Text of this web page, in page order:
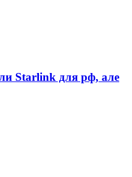
Starlink для рф, але